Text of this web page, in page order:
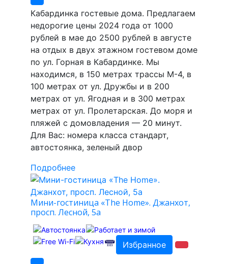
Кабардинка гостевые дома. Предлагаем
недорогие цены 2024 года от 1000
рублей в мае до 2500 рублей в августе
на отдых в двух этажном гостевом доме
по ул. Горная в Кабардинке. Мы
находимся, в 150 метрах трассы М-4, в
100 метрах от ул. Дружбы и в 200
метрах от ул. Ягодная и в 300 метрах
метрах от ул. Пролетарская. До моря и
пляжей с домовладения — 20 минут.
Для Вас: номера класса стандарт,
автостоянка, зеленый двор
Подробнее
Мини-гостиница «The Home». Джанхот,
просп. Лесной, 5а
Избранное